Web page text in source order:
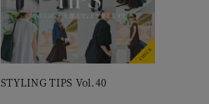
STYLING TIPS Vol.40